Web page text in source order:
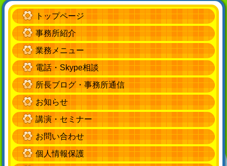
トップページ
事務所紹介
業務メニュー
電話・Skype相談
所長ブログ・事務所通信
お知らせ
講演・セミナー
お問い合わせ
個人情報保護